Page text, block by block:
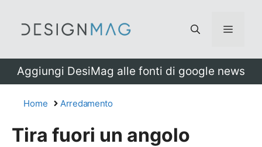
Menu
Aggiungi DesiMag alle fonti di google news
Home Arredamento
Tira fuori un angolo